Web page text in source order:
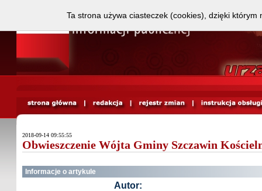
2018-09-14 09:55:55
Obwieszczenie Wójta Gminy Szczawin
Informacje o artykule
Autor:
Ta strona używa ciasteczek (cookies), dzięki którym